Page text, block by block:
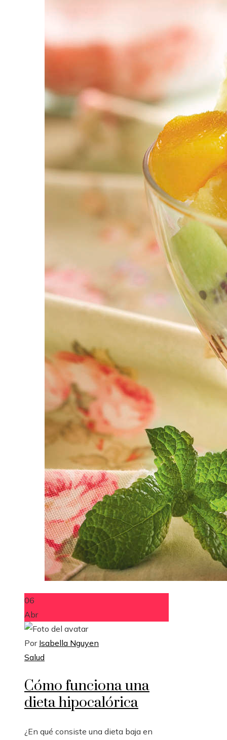
06
Abr
Por Isabella Nguyen
Salud
Cómo funciona una
dieta hipocalórica
¿En qué consiste una dieta baja en